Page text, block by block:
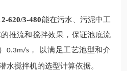
620/3-480能在污水、污泥中工
推流和搅拌效果，保证池底流
0.3m/s， 以满足工艺池型和介
水搅拌机的选型计算依据。